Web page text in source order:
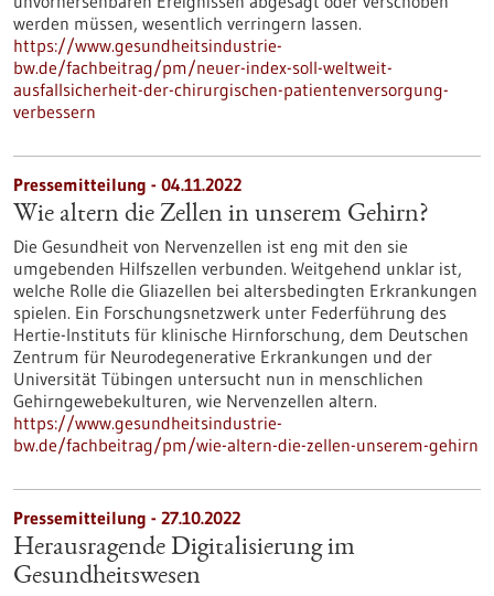
werden müssen, wesentlich verringern lassen.
https://www.gesundheitsindustrie-
bw.de/fachbeitrag/pm/neuer-index-soll-weltweit-
ausfallsicherheit-der-chirurgischen-patientenversorgung-
verbessern
Pressemitteilung - 04.11.2022
Wie altern die Zellen in unserem Gehirn?
Die Gesundheit von Nervenzellen ist eng mit den sie
umgebenden Hilfszellen verbunden. Weitgehend unklar ist,
welche Rolle die Gliazellen bei altersbedingten Erkrankungen
spielen. Ein Forschungsnetzwerk unter Federführung des
Hertie-Instituts für klinische Hirnforschung, dem Deutschen
Zentrum für Neurodegenerative Erkrankungen und der
Universität Tübingen untersucht nun in menschlichen
Gehirngewebekulturen, wie Nervenzellen altern.
https://www.gesundheitsindustrie-
bw.de/fachbeitrag/pm/wie-altern-die-zellen-unserem-gehirn
Pressemitteilung - 27.10.2022
Herausragende Digitalisierung im
Gesundheitswesen